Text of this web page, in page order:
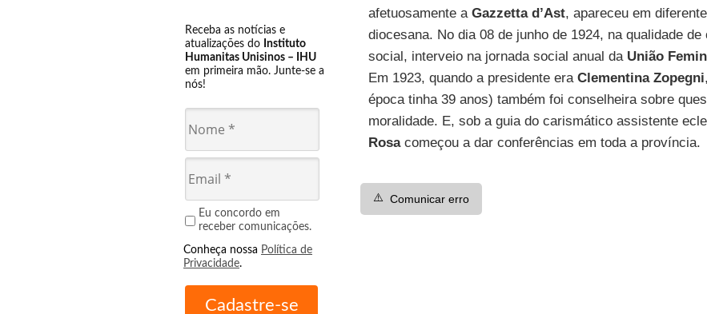
Receba as notícias e
atualizações do Instituto
Humanitas Unisinos – IHU
em primeira mão. Junte-se a
nós!
Eu concordo em
receber comunicações.
Conheça nossa Política de
Privacidade.
afetuosamente a Gazzetta d’Ast, apareceu em
diocesana. No dia 08 de junho de 1924, na qualidade
social, interveio na jornada social anual da União
Em 1923, quando a presidente era Clementina Zopegni
época tinha 39 anos) também foi conselheira sobre
moralidade. E, sob a guia do carismático assistente
Rosacomeçou a dar conferências em toda a província.
⚠️ Comunicar erro